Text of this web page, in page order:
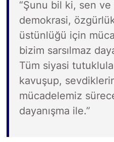
“Şunu bil ki, sen ve
demokrasi,
üstünlüğü için
bizim sarsılmaz
Tüm siyasi
kavuşup,
mücadelemiz
dayanışma ile.”